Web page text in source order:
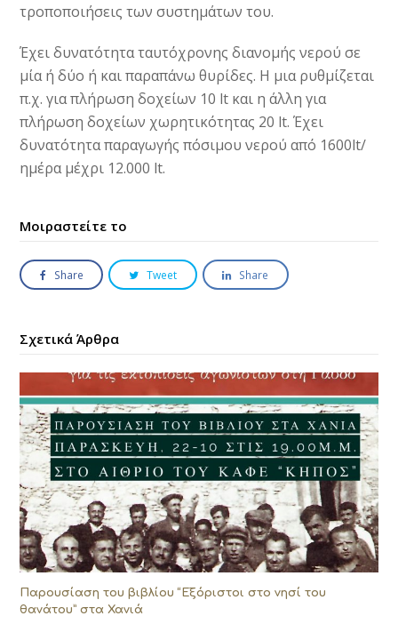
τροποποιήσεις των συστημάτων του.
Έχει δυνατότητα ταυτόχρονης διανομής νερού σε
μία ή δύο ή και παραπάνω θυρίδες. Η μια ρυθμίζεται
π.χ. για πλήρωση δοχείων 10 lt και η άλλη για
πλήρωση δοχείων χωρητικότητας 20 lt. Έχει
δυνατότητα παραγωγής πόσιμου νερού από 1600lt/
ημέρα μέχρι 12.000 lt.
Μοιραστείτε το
Share Tweet Share
Σχετικά Άρθρα
Παρουσίαση του βιβλίου “Εξόριστοι στο νησί του
θανάτου” στα Χανιά